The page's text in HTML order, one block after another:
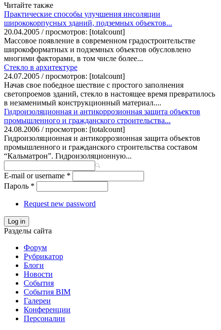
Читайте также
Практические способы улучшения инсоляции
ширококорпусных зданий, подземных объектов...
20.04.2005 / просмотров: [totalcount]
Массовое появление в современном градостроительстве
широкоформатных и подземных объектов обусловлено
многими факторами, в том числе более...
Стекло в архитектуре
24.07.2005 / просмотров: [totalcount]
Начав свое победное шествие с простого заполнения
светопроемов зданий, стекло в настоящее время превратилось
в незаменимый конструкционный материал....
Гидроизоляционная и антикоррозионная защита объектов
промышленного и гражданского строительства...
24.08.2006 / просмотров: [totalcount]
Гидроизоляционная и антикоррозионная защита объектов
промышленного и гражданского строительства составом
“Кальматрон”. Гидроизоляционную...
E-mail or username *
Пароль *
Request new password
Log in
Разделы сайта
Форум
Рубрикатор
Блоги
Новости
События
События BIM
Галереи
Конференции
Персоналии